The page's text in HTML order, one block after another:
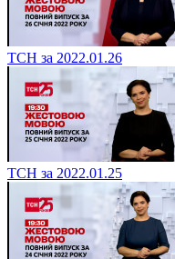
ТСН за 2022.01.26
ТСН за 2022.01.25